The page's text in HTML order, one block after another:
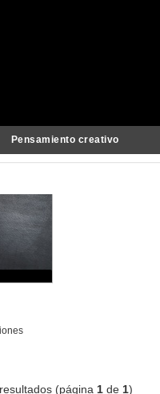
Pensamiento creativo
(página 1de 1)